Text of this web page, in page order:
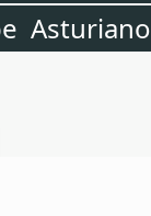
Asturiano